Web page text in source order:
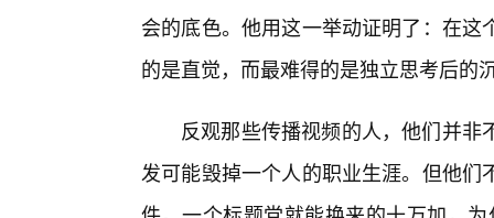
会的底色。他用这一举动证明了：在
的是直觉，而最难得的是独立思考后的
反观那些传播视频的人，他们并
发可能毁掉一个人的职业生涯。但他